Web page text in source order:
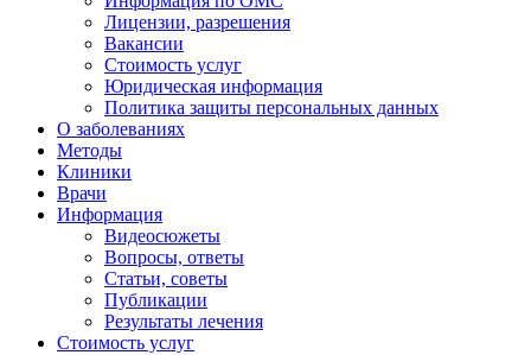
Лицензии, разрешения
Вакансии
Стоимость услуг
Юридическая информация
Политика защиты персональных данных
О заболеваниях
Методы
Клиники
Врачи
Информация
Видеосюжеты
Вопросы, ответы
Статьи, советы
Публикации
Результаты лечения
Стоимость услуг